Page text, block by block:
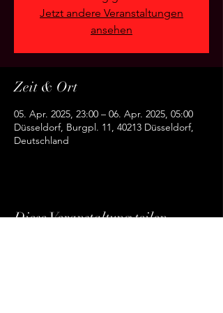
Jetzt andere Veranstaltungen
ansehen
Zeit & Ort
05. Apr. 2025, 23:00 – 06. Apr. 2025, 05:00
Düsseldorf, Burgpl. 11, 40213 Düsseldorf,
Deutschland
Diese Veranstaltung teilen